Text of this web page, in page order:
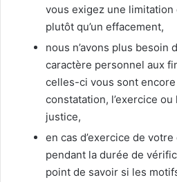
vous exigez une
plutôt qu’un effacement,
nous n’avons plus besoin
caractère personnel aux
celles-ci vous sont
constatation, l’exercice
justice,
en cas d’exercice de
pendant la durée de
point de savoir si les